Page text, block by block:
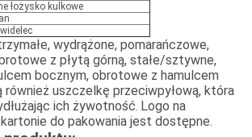
łożysko kulkowe
wydrążone, pomarańczowe,
z płytą górną, stałe/sztywne,
bocznym, obrotowe z hamulcem
również uszczelkę przeciwpyłową, która
ich żywotność. Logo na
do pakowania jest dostępne.